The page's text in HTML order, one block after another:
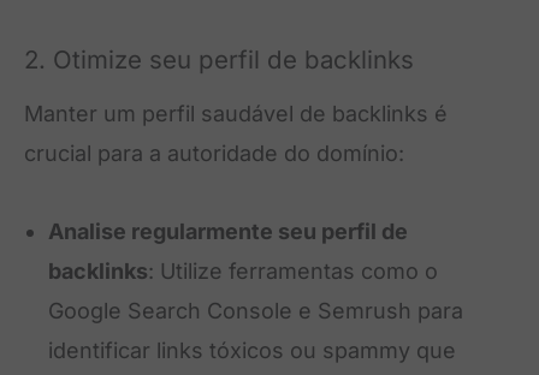
2. Otimize seu perfil de backlinks
Manter um perfil saudável de backlinks é
crucial para a autoridade do domínio:
Analise regularmente seu perfil de
backlinks: Utilize ferramentas como o
Google Search Console e Semrush para
identificar links tóxicos ou spammy que